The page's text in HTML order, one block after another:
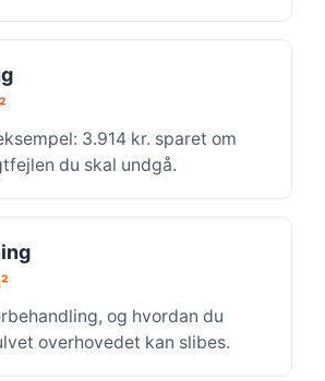
3.914 kr. sparet om
du skal undgå.
og hvordan du
overhovedet kan slibes.